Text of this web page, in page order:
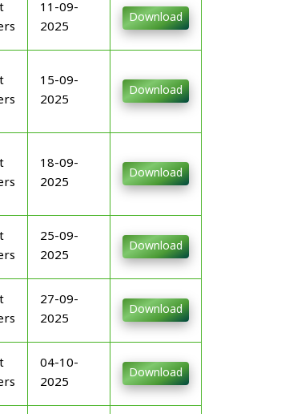
11-09-
2025
Download
15-09-
2025
Download
18-09-
2025
Download
25-09-
2025
Download
27-09-
2025
Download
04-10-
2025
Download